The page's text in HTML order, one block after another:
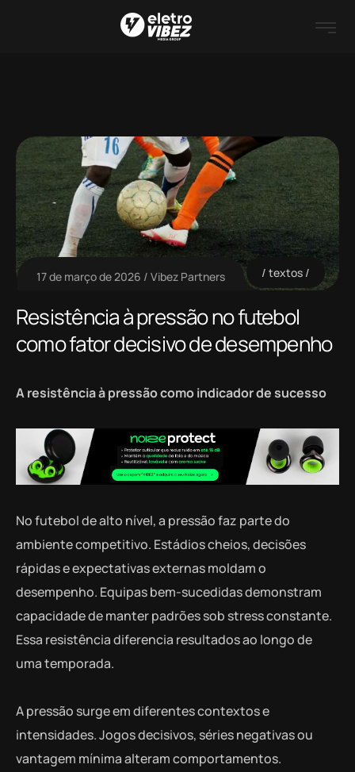
17 de março de 2026 Vibez Partners textos
Resistência à pressão no futebol
como fator decisivo de desempenho
A resistência à pressão como indicador de sucesso
No futebol de alto nível, a pressão faz parte do
ambiente competitivo. Estádios cheios, decisões
rápidas e expectativas externas moldam o
desempenho. Equipas bem-sucedidas demonstram
capacidade de manter padrões sob stress constante.
Essa resistência diferencia resultados ao longo de
uma temporada.
A pressão surge em diferentes contextos e
intensidades. Jogos decisivos, séries negativas ou
vantagem mínima alteram comportamentos.